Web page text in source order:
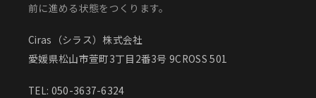
前に進める状態をつくります。
Ciras（シラス）株式会社
愛媛県松山市萱町3丁目2番3号 9CROSS 501
TEL: 050-3637-6324